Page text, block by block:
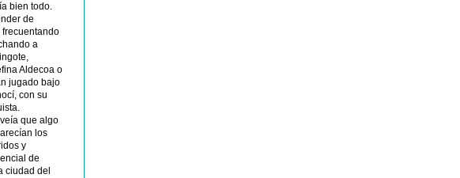
bien todo.
de
a
Aldecoa o
jugado bajo
con su
que algo
los
y
de
ciudad del